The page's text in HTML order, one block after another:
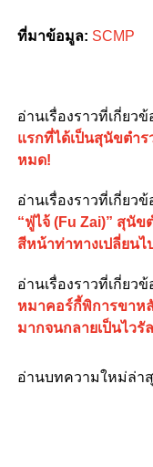
ที่มาข้อมูล: SCMP
อ่านเรื่องราวที่เกี่ยวข้
แรกที่ได้เป็นสุนัขตำร
หมด!
อ่านเรื่องราวที่เกี่ยวข้
“ฟู่ไจ้ (Fu Zai)” สุนั
สีหน้าท่าทางเปลี่ยนไ
อ่านเรื่องราวที่เกี่ยวข้
หมาคอร์กี้พิการขาหลั
มากจนกลายเป็นไวรั
อ่านบทความใหม่ล่าสุ